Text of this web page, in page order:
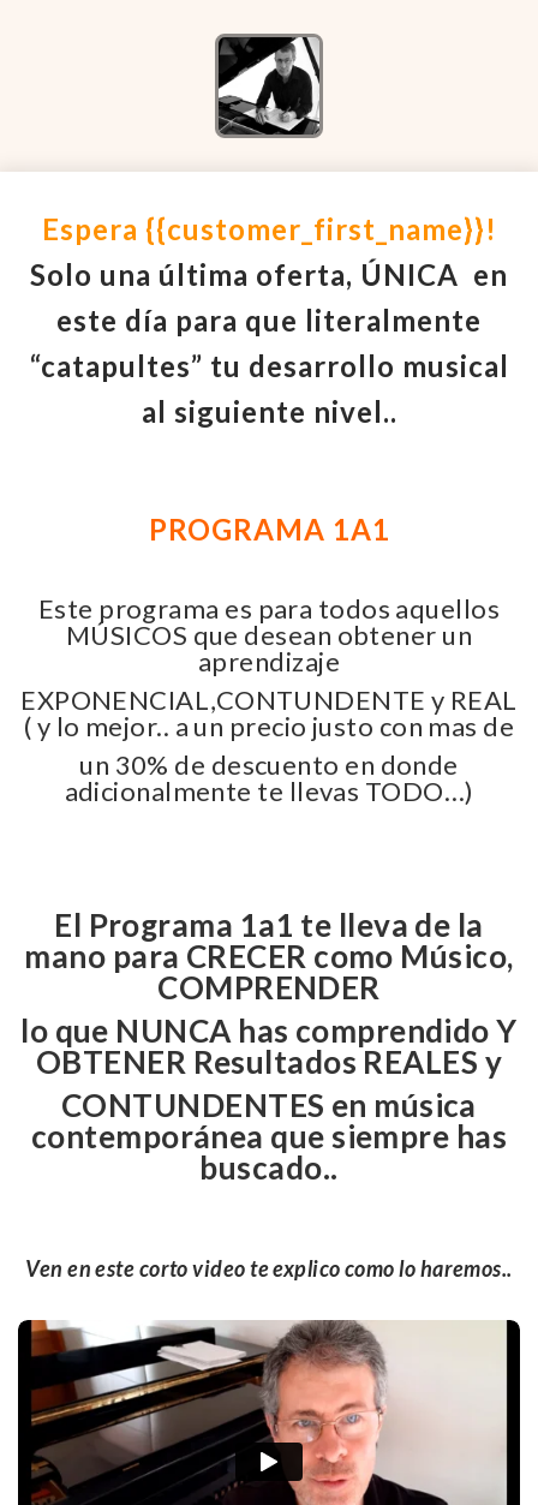
Espera {{customer_first_name}}!
Solo una última oferta, ÚNICA en
este día para que literalmente
“catapultes” tu desarrollo musical
al siguiente nivel..
PROGRAMA 1A1
Este programa es para todos aquellos
MÚSICOS que desean obtener un
aprendizaje
EXPONENCIAL,CONTUNDENTE y REAL
( y lo mejor.. a un precio justo con mas de
un 30% de descuento en donde
adicionalmente te llevas TODO…)
El Programa 1a1 te lleva de la
mano para CRECER como Músico,
COMPRENDER
lo que NUNCA has comprendido Y
OBTENER Resultados REALES y
CONTUNDENTES en música
contemporánea que siempre has
buscado..
Ven en este corto video te explico como lo haremos..